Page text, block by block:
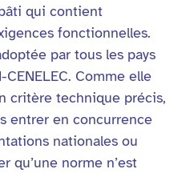
qui contient
fonctionnelles.
par tous les pays
CENELEC. Comme elle
critère technique précis,
entrer en concurrence
nationales ou
qu’une norme n’est